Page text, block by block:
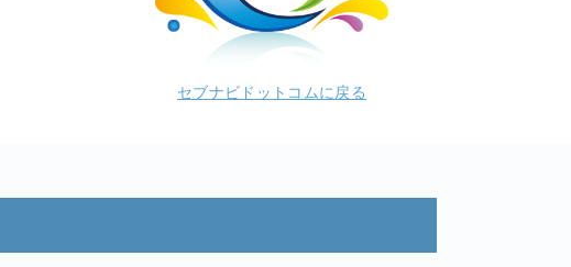
セブナビドットコムに戻る